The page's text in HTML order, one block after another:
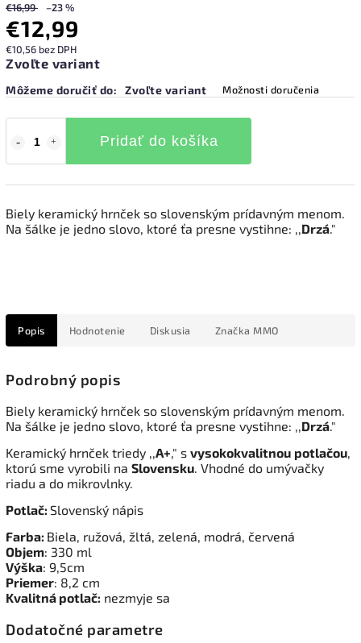
€16,99 –23 %
€12,99
€10,56 bez DPH
Zvoľte variant
Môžeme doručiť do: Zvoľte variant Možnosti doručenia
Pridať do košíka
Biely keramický hrnček so slovenským prídavným menom.
Na šálke je jedno slovo, ktoré ťa presne vystihne: ,,Drzá."
Popis Hodnotenie Diskusia Značka MMO
Podrobný popis
Biely keramický hrnček so slovenským prídavným menom.
Na šálke je jedno slovo, ktoré ťa presne vystihne: ,,Drzá."
Keramický hrnček triedy ,,A+," s vysokokvalitnou potlačou,
ktorú sme vyrobili na Slovensku. Vhodné do umývačky
riadu a do mikrovlnky.
Potlač: Slovenský nápis
Farba: Biela, ružová, žltá, zelená, modrá, červená
Objem: 330 ml
Výška: 9,5cm
Priemer: 8,2 cm
Kvalitná potlač: nezmyje sa
Dodatočné parametre